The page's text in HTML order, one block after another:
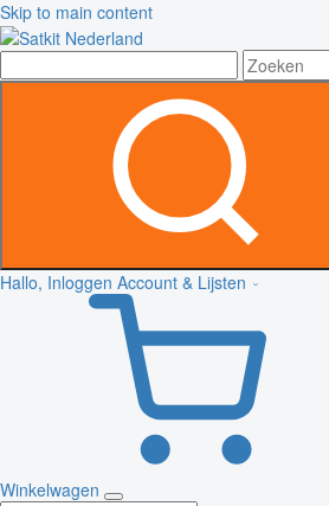
Skip to main content
Hallo, Inloggen Account & Lijsten
Winkelwagen